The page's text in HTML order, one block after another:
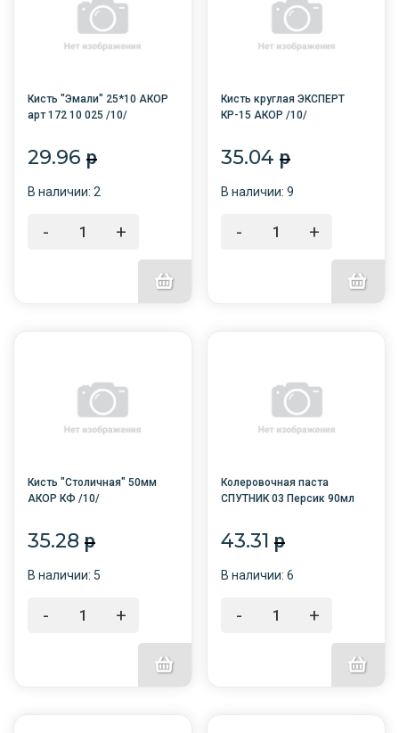
Кисть "Эмали" 25*10 АКОР
арт 172 10 025 /10/
29.96 p
В наличии: 2
- +
Кисть круглая ЭКСПЕРТ
КР-15 АКОР /10/
35.04p
В наличии: 9
- +
Кисть "Столичная" 50мм
АКОР КФ /10/
35.28 p
В наличии: 5
- +
Колеровочная паста
СПУТНИК 03 Персик 90мл
43.31p
В наличии: 6
- +